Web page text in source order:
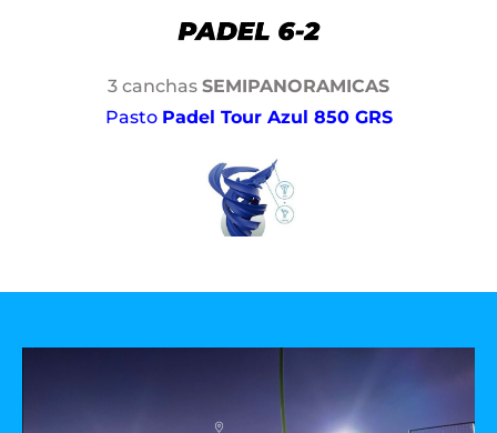
3 canchas SEMIPANORAMICAS
Pasto Padel Tour Azul 850 GRS